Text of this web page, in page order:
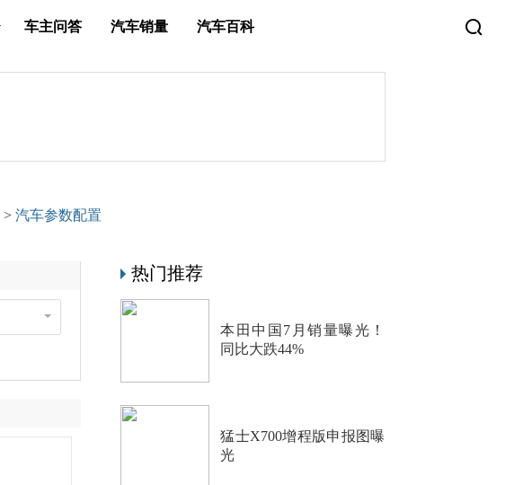
车主问答 汽车销量 汽车百科
>汽车参数配置
热门推荐
本田中国7月销量曝光！
同比大跌44%
猛士X700增程版申报图曝
光